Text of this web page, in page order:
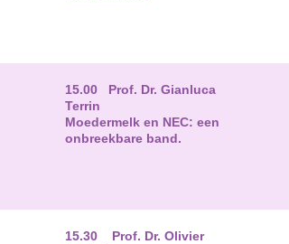
15.00 Prof. Dr. Gianluca
Terrin
Moedermelk en NEC: een
onbreekbare band.
15.30 Prof. Dr. Olivier